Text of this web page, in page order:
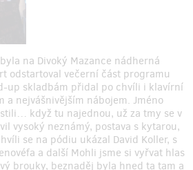
na Divoký Mazance nádherná
odstartoval večerní část programu
up skladbám přidal po chvíli i klavírní
a nejvášnivějším nábojem. Jméno
když tu najednou, už za tmy se v
vysoký neznámý, postava s kytarou,
se na pódiu ukázal David Koller, s
a další Mohli jsme si vyřvat hlas
brouky, beznaděj byla hned ta tam a